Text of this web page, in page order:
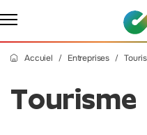
Accuiel Entreprises
Tourisme